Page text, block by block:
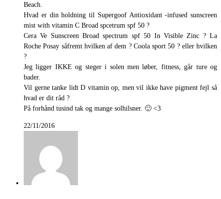
Beach.
Hvad er din holdning til Supergoof Antioxidant -infused sunscreen
mist with vitamin C Broad spcetrum spf 50 ?
Cera Ve Sunscreen Broad spectrum spf 50 In Visible Zinc ? La
Roche Posay såfremt hvilken af dem ? Coola sport 50 ? eller hvilken
?
Jeg ligger IKKE og steger i solen men løber, fitness, går ture og
bader.
Vil gerne tanke lidt D vitamin op, men vil ikke have pigment fejl så
hvad er dit råd ?
På forhånd tusind tak og mange solhilsner. 🙂 <3
22/11/2016